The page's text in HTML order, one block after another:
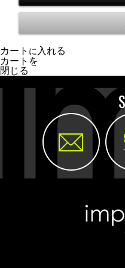
カート に入れる
カートを
閉じる